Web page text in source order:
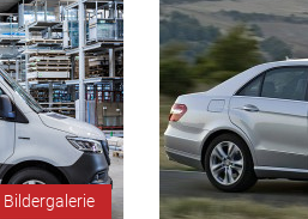
Bildergalerie